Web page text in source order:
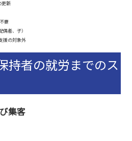
更新
要
偶者、子）
援の対象外
持者の就労までのス
集客